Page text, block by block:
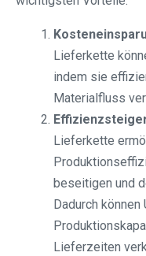
Lieferkette
indem sie
Materialfluss
Lieferkette
beseitigen und
Dadurch können
Lieferzeiten